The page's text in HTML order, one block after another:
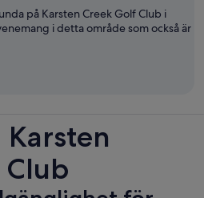
på Karsten Creek Golf Club i
i detta område som också är